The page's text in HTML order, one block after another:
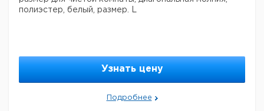
полиэстер, белый, размер. L
Узнать цену
Подробнее